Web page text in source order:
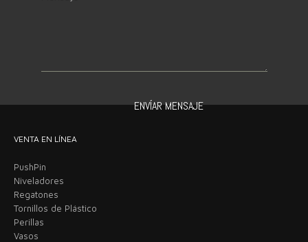
VENTA EN LÍNEA
PushPin
Niveladores
Regatones
Tornillos de Plástico
Perillas
Vasos